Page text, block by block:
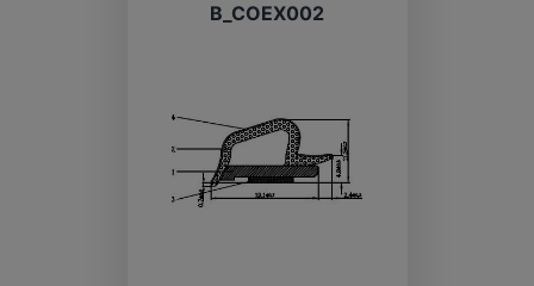
B_COEX002